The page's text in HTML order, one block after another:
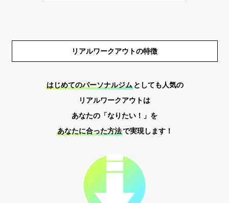
リアルワークアウトの特徴
はじめてのパーソナルジム としても人気の
リアルワークアウトは
あなたの「なりたい！」を
あなたに合った方法で実現します！